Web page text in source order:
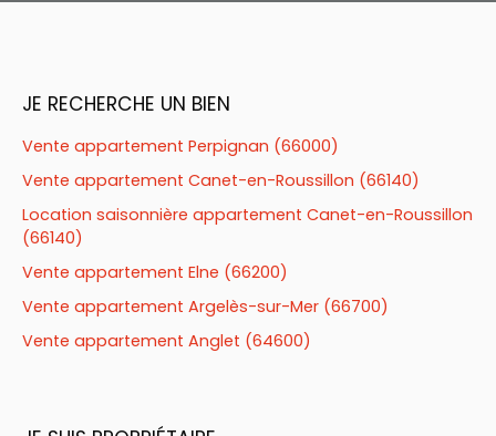
JE RECHERCHE UN BIEN
Vente appartement Perpignan (66000)
Vente appartement Canet-en-Roussillon (66140)
Location saisonnière appartement Canet-en-Roussillon
(66140)
Vente appartement Elne (66200)
Vente appartement Argelès-sur-Mer (66700)
Vente appartement Anglet (64600)